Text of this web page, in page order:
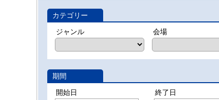
カテゴリー
ジャンル
会場
期間
開始日
終了日